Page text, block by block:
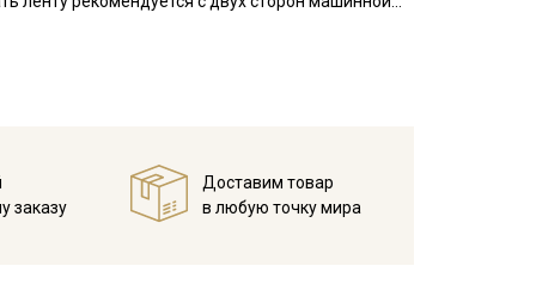
заказу
Доставим товар
в любую точку мира